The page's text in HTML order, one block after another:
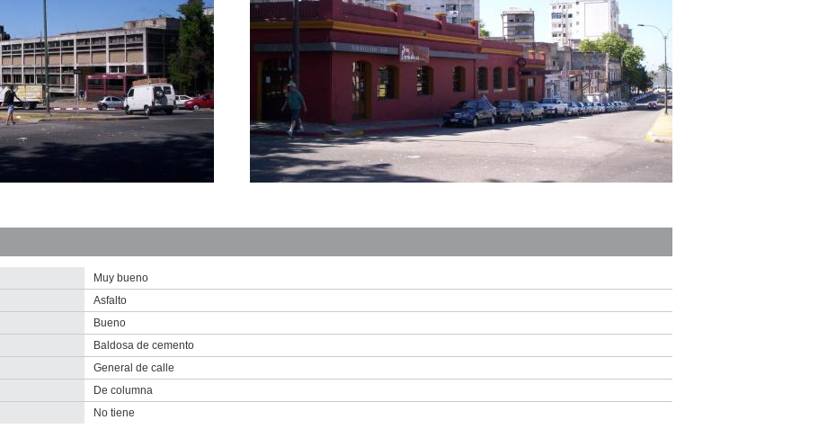
2010
imagen
Muy bueno
Asfalto
Bueno
Baldosa de cemento
General de calle
De columna
No tiene